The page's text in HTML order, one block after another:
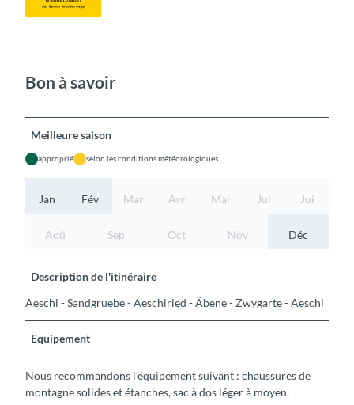
Bon à savoir
Meilleure saison
approprié selon les conditions météorologiques
Jan Fév Mar Avr Mai Jui Jui
Aoû Sep Oct Nov Déc
Description de l'itinéraire
Aeschi - Sandgruebe - Aeschiried - Äbene - Zwygarte - Aeschi
Equipement
Nous recommandons l’équipement suivant : chaussures de
montagne solides et étanches, sac à dos léger à moyen,